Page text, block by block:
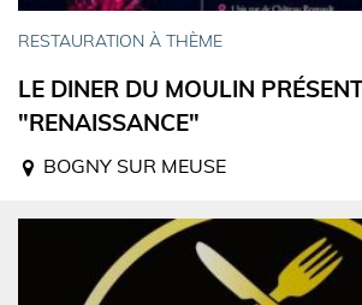
RESTAURATION À THÈME
LE DINER DU MOULIN
"RENAISSANCE"
BOGNY SUR MEUSE